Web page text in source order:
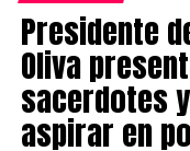
Presidente
Oliva
sacerdotes
aspirar en